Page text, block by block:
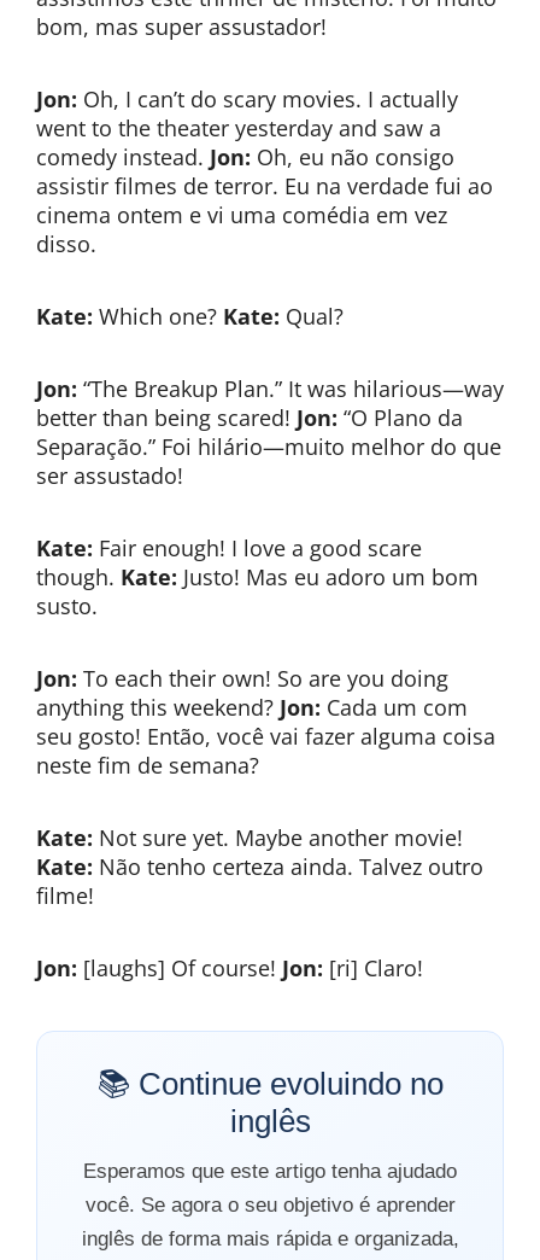
bom, mas super assustador!
Jon: Oh, I can’t do scary movies. I actually
went to the theater yesterday and saw a
comedy instead. Jon: Oh, eu não consigo
assistir filmes de terror. Eu na verdade fui ao
cinema ontem e vi uma comédia em vez
disso.
Kate: Which one? Kate: Qual?
Jon: “The Breakup Plan.” It was hilarious—way
better than being scared! Jon: “O Plano da
Separação.” Foi hilário—muito melhor do que
ser assustado!
Kate: Fair enough! I love a good scare
though. Kate: Justo! Mas eu adoro um bom
susto.
Jon: To each their own! So are you doing
anything this weekend? Jon: Cada um com
seu gosto! Então, você vai fazer alguma coisa
neste fim de semana?
Kate: Not sure yet. Maybe another movie!
Kate: Não tenho certeza ainda. Talvez outro
filme!
Jon: [laughs] Of course! Jon: [ri] Claro!
📚 Continue evoluindo no
inglês
Esperamos que este artigo tenha ajudado
você. Se agora o seu objetivo é aprender
inglês de forma mais rápida e organizada,